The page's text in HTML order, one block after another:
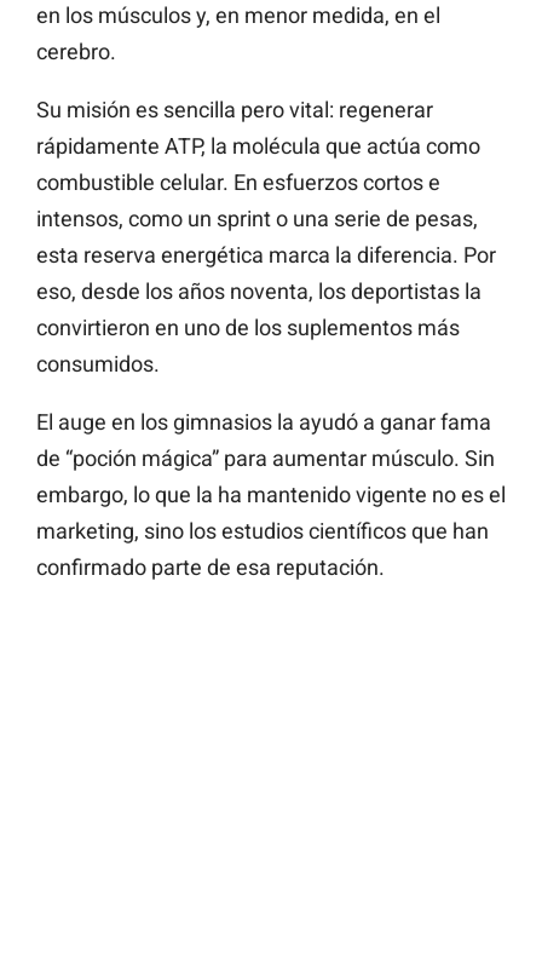
en los músculos y, en menor medida, en el
cerebro.
Su misión es sencilla pero vital: regenerar
rápidamente ATP, la molécula que actúa como
combustible celular. En esfuerzos cortos e
intensos, como un sprint o una serie de pesas,
esta reserva energética marca la diferencia. Por
eso, desde los años noventa, los deportistas la
convirtieron en uno de los suplementos más
consumidos.
El auge en los gimnasios la ayudó a ganar fama
de “poción mágica” para aumentar músculo. Sin
embargo, lo que la ha mantenido vigente no es el
marketing, sino los estudios científicos que han
confirmado parte de esa reputación.